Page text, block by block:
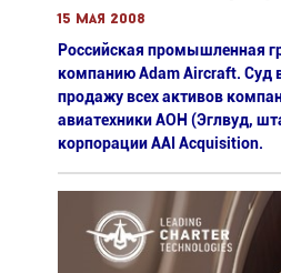
15 мая 2008
Российская промышленная
компанию Adam Aircraft. Суд
продажу всех активов
авиатехники АОН (Эглвуд,
корпорации AAI Acquisition.